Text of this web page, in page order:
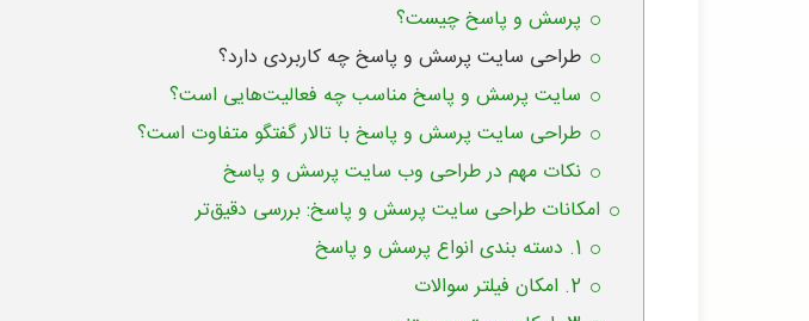
پرسش و پاسخ چیست؟
طراحی سایت پرسش و پاسخ چه کاربردی دارد؟
سایت پرسش و پاسخ مناسب چه فعالیت‌هایی است؟
طراحی سایت پرسش و پاسخ با تالار گفتگو متفاوت است؟
نکات مهم در طراحی وب سایت پرسش و پاسخ
امکانات طراحی سایت پرسش و پاسخ: بررسی دقیق‌تر
1. دسته بندی انواع پرسش و پاسخ
2. امکان فیلتر سوالات